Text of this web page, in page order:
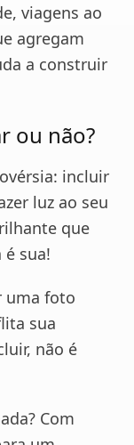
viagens ao
agregam
a construir
ou não?
incluir
luz ao seu
que
é sua!
uma foto
sua
não é
Com